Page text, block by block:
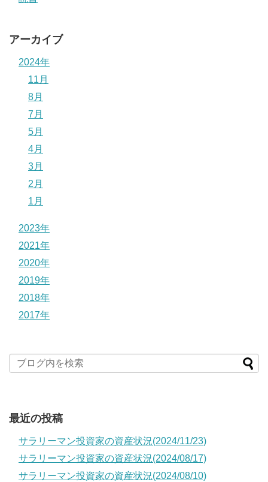
アーカイブ
2024年
11月
8月
7月
5月
4月
3月
2月
1月
2023年
2021年
2020年
2019年
2018年
2017年
最近の投稿
サラリーマン投資家の資産状況(2024/11/23)
サラリーマン投資家の資産状況(2024/08/17)
サラリーマン投資家の資産状況(2024/08/10)